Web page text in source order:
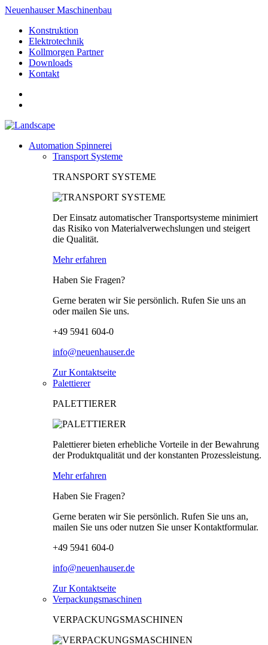
Neuenhauser Maschinenbau
Konstruktion
Elektrotechnik
Kollmorgen Partner
Downloads
Kontakt
Automation Spinnerei
Transport Systeme
TRANSPORT SYSTEME
Der Einsatz automatischer Transportsysteme minimiert
das Risiko von Materialverwechslungen und steigert
die Qualität.
Mehr erfahren
Haben Sie Fragen?
Gerne beraten wir Sie persönlich. Rufen Sie uns an
oder mailen Sie uns.
+49 5941 604-0
info@neuenhauser.de
Zur Kontaktseite
Palettierer
PALETTIERER
Palettierer bieten erhebliche Vorteile in der Bewahrung
der Produktqualität und der konstanten Prozessleistung.
Mehr erfahren
Haben Sie Fragen?
Gerne beraten wir Sie persönlich. Rufen Sie uns an,
mailen Sie uns oder nutzen Sie unser Kontaktformular.
+49 5941 604-0
info@neuenhauser.de
Zur Kontaktseite
Verpackungsmaschinen
VERPACKUNGSMASCHINEN